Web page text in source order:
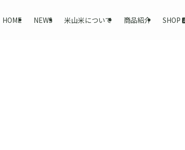
HOME NEWS 米山米について 商品紹介 SHOP